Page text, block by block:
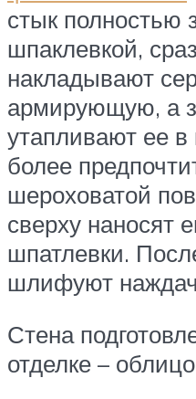
стык полностью
шпаклевкой,
накладывают
армирующую, а
утапливают ее
более
шероховатой
сверху наносят
шпатлевки.
шлифуют
Стена
отделке –